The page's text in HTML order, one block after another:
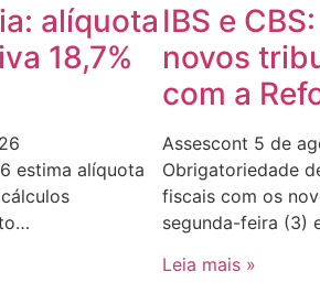
alíquota
18,7%
estima alíquota
IBS e
novos
com a
Assescont 5 de
Obrigatoriedade
fiscais com os
segunda-feira (3)
Leia mais »